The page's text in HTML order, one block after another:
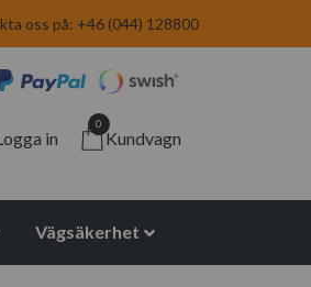
oss på: +46 (044) 128800
in
0
Kundvagn
Vägsäkerhet